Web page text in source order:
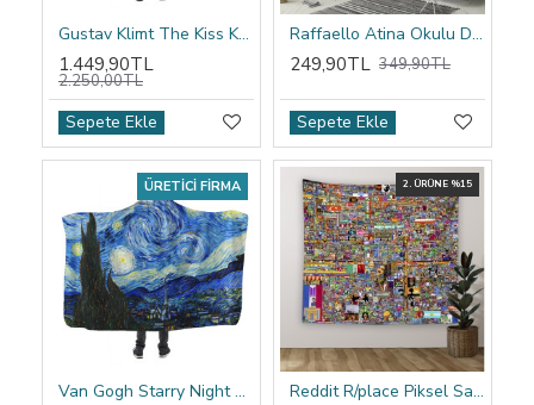
Gustav Klimt The Kiss Kapşonlu Battaniye
1.449,90TL
2.250,00TL
Sepete Ekle
Raffaello Atina Okulu Duvar Örtüsü
249,90TL 349,90TL
Sepete Ekle
ÜRETICI FIRMA
Van Gogh Starry Night Kapşonlu Battaniye
2. ÜRÜNE %15
Reddit R/place Piksel Sanatı Duvar Örtüsü